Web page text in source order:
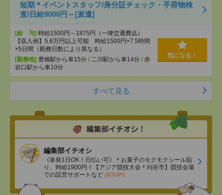
短期＊イベントスタッフ/身分証チェック・手荷物検
査/日給9000円～[派遣]
[給 与] 時給1500円～1875円（一律交通費込）
【収入例】5.6万円以上可能 時給1500円×7.5時間
×5日間（勤務日数により異なる）
[勤務地] 豊橋駅から車15分 / 二川駅から車14分 / 赤
岩口駅から車10分
気になる！
すべて見る
編集部イチオシ
《単発1日OK！日払い可》＊お菓子のモクモクシール貼
り、時給1900円！【アジア競技大会＊刈谷市】競技会場
での設営サポートなど (8/7UP!)